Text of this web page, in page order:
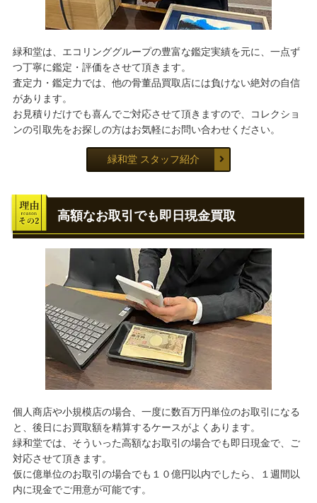
緑和堂は、エコリンググループの豊富な鑑定実績を元に、一点ず
つ丁寧に鑑定・評価をさせて頂きます。
査定力・鑑定力では、他の骨董品買取店には負けない絶対の自信
があります。
お見積りだけでも喜んでご対応させて頂きますので、コレクショ
ンの引取先をお探しの方はお気軽にお問い合わせください。
緑和堂 スタッフ紹介
高額なお取引でも即日現金買取
個人商店や小規模店の場合、一度に数百万円単位のお取引になる
と、後日にお買取額を精算するケースがよくあります。
緑和堂では、そういった高額なお取引の場合でも即日現金で、ご
対応させて頂きます。
仮に億単位のお取引の場合でも１０億円以内でしたら、１週間以
内に現金でご用意が可能です。